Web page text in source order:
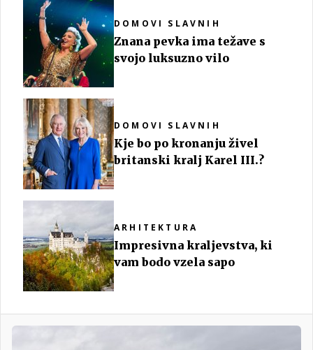
DOMOVI SLAVNIH
Znana pevka ima težave s
svojo luksuzno vilo
DOMOVI SLAVNIH
Kje bo po kronanju živel
britanski kralj Karel III.?
ARHITEKTURA
Impresivna kraljevstva, ki
vam bodo vzela sapo